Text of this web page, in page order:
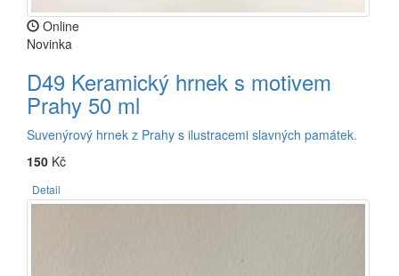
Online
Novinka
D49 Keramický hrnek s motivem
Prahy 50 ml
Suvenýrový hrnek z Prahy s ilustracemi slavných památek.
150 Kč
Detail